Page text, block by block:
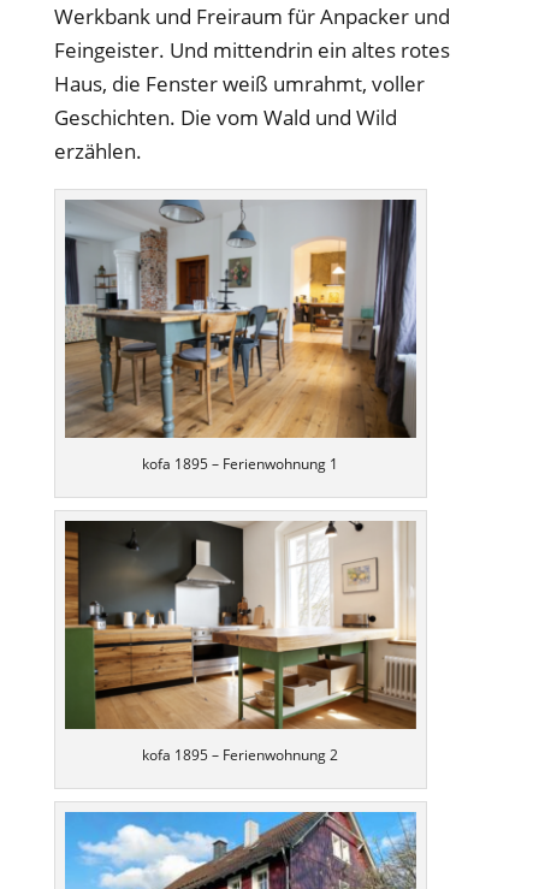
Werkbank und Freiraum für Anpacker und
Feingeister. Und mittendrin ein altes rotes
Haus, die Fenster weiß umrahmt, voller
Geschichten. Die vom Wald und Wild
erzählen.
kofa 1895 – Ferienwohnung 1
kofa 1895 – Ferienwohnung 2